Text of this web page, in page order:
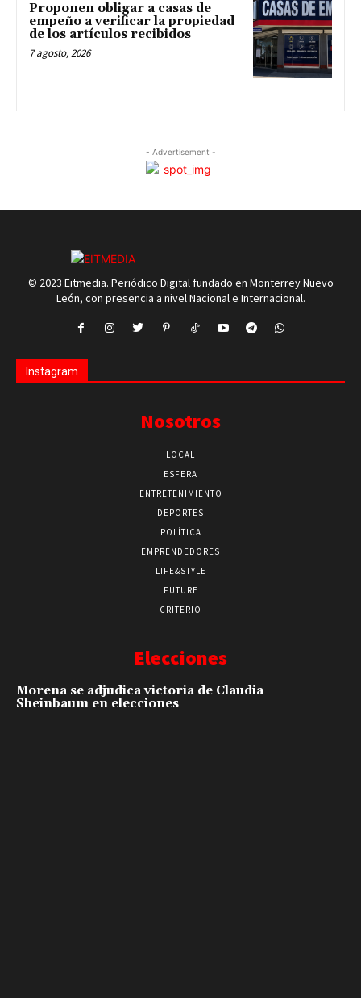
Proponen obligar a casas de
empeño a verificar la propiedad
de los artículos recibidos
7 agosto, 2026
- Advertisement -
© 2023 Eitmedia. Periódico Digital fundado en Monterrey Nuevo
León, con presencia a nivel Nacional e Internacional.
Instagram
Nosotros
LOCAL
ESFERA
ENTRETENIMIENTO
DEPORTES
POLÍTICA
EMPRENDEDORES
LIFE&STYLE
FUTURE
CRITERIO
Elecciones
Morena se adjudica victoria de Claudia
Sheinbaum en elecciones